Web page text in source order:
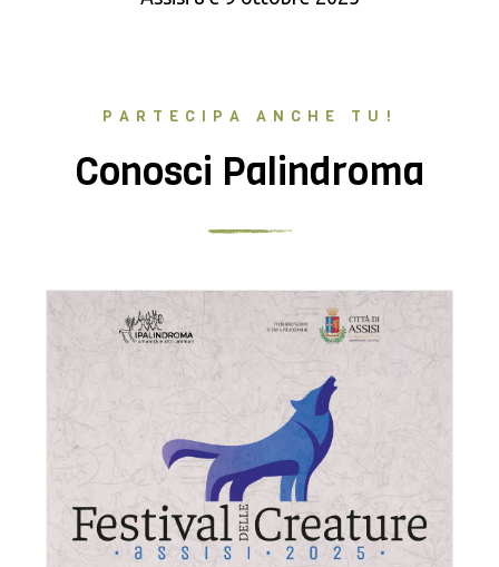
PARTECIPA ANCHE TU!
Conosci Palindroma